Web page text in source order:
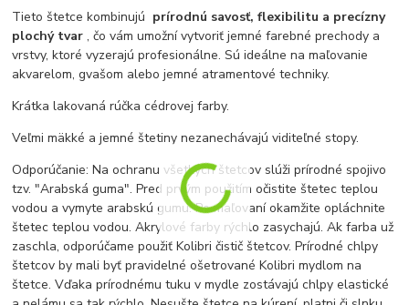
Tieto štetce kombinujú prírodnú savosť, flexibilitu a precízny
plochý tvar , čo vám umožní vytvoriť jemné farebné prechody a
vrstvy, ktoré vyzerajú profesionálne. Sú ideálne na maľovanie
akvarelom, gvašom alebo jemné atramentové techniky.
Krátka lakovaná rúčka cédrovej farby.
Veľmi mäkké a jemné štetiny nezanechávajú viditeľné stopy.
Odporúčanie: Na ochranu všetkých štetcov slúži prírodné spojivo
tzv. "Arabská guma". Pred prvým použitím očistite štetec teplou
vodou a vymyte arabskú gumu. Po maľovaní okamžite opláchnite
štetec teplou vodou. Akrylové farby rýchlo zasychajú. Ak farba už
zaschla, odporúčame použiť Kolibri čistič štetcov. Prírodné chlpy
štetcov by mali byť pravidelné ošetrované Kolibri mydlom na
štetce. Vďaka prírodnému tuku v mydle zostávajú chlpy elastické